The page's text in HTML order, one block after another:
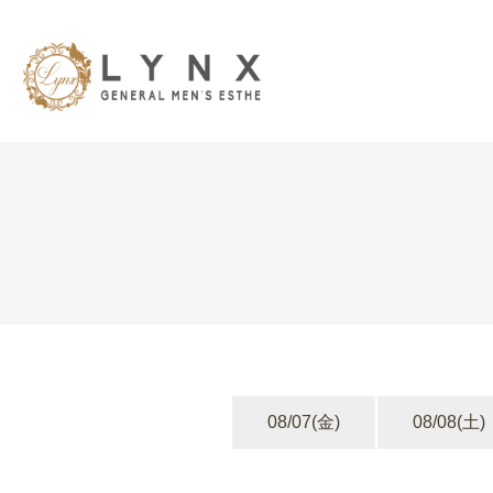
08/07(金) 08/08(土)